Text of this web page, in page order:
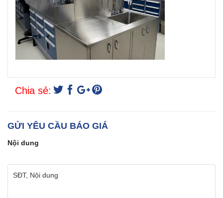
Chia sẻ:
GỬI YÊU CẦU BÁO GIÁ
Nội dung